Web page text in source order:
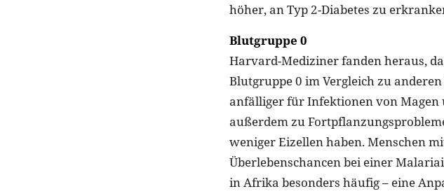
höher, an Typ 2-Diabetes zu
Blutgruppe 0
Harvard-Mediziner fanden heraus,
Blutgruppe 0 im Vergleich zu
anfälliger für Infektionen von Magen
außerdem zu
weniger Eizellen haben. Menschen
Überlebenschancen bei einer
in Afrika besonders häufig – eine